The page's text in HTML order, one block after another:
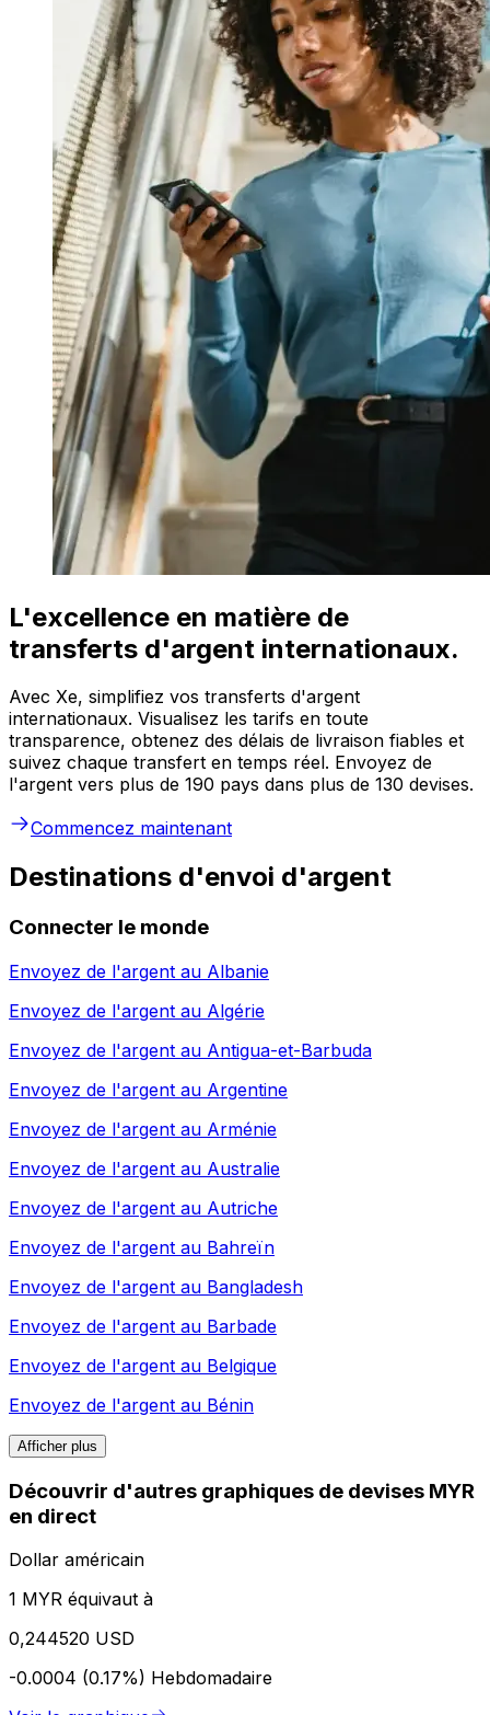
L'excellence en matière de
transferts d'argent internationaux.
Avec Xe, simplifiez vos transferts d'argent
internationaux. Visualisez les tarifs en toute
transparence, obtenez des délais de livraison fiables et
suivez chaque transfert en temps réel. Envoyez de
l'argent vers plus de 190 pays dans plus de 130 devises.
Commencez maintenant
Destinations d'envoi d'argent
Connecter le monde
Envoyez de l'argent au Albanie
Envoyez de l'argent au Algérie
Envoyez de l'argent au Antigua-et-Barbuda
Envoyez de l'argent au Argentine
Envoyez de l'argent au Arménie
Envoyez de l'argent au Australie
Envoyez de l'argent au Autriche
Envoyez de l'argent au Bahreïn
Envoyez de l'argent au Bangladesh
Envoyez de l'argent au Barbade
Envoyez de l'argent au Belgique
Envoyez de l'argent au Bénin
Afficher plus
Découvrir d'autres graphiques de devises MYR
en direct
Dollar américain
1 MYR équivaut à
0,244520 USD
-0.0004 (0.17%) Hebdomadaire